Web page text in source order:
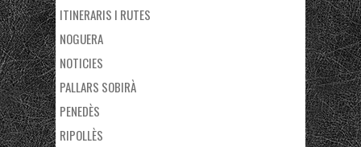
ITINERARIS I RUTES
NOGUERA
NOTICIES
PALLARS SOBIRÀ
PENEDÈS
RIPOLLÈS